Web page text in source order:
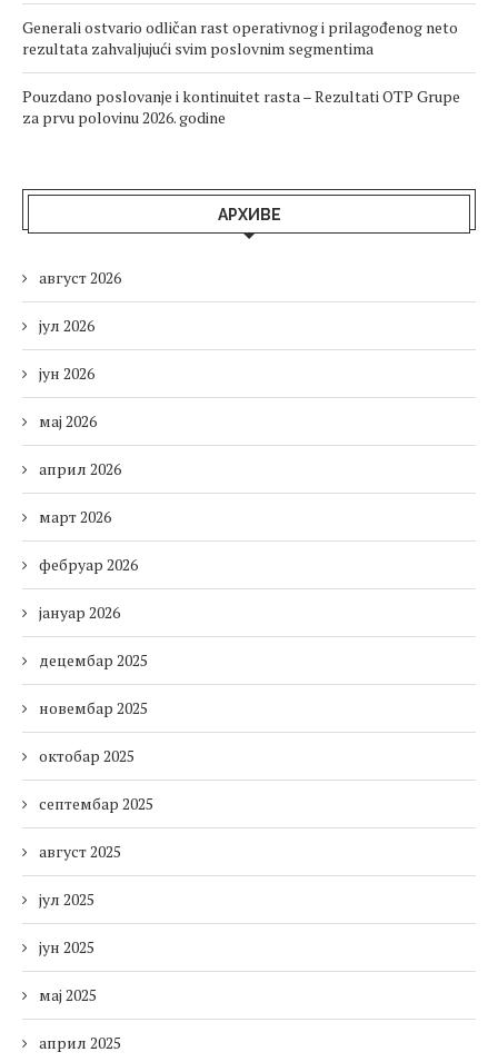
Generali ostvario odličan rast operativnog i prilagođenog neto
rezultata zahvaljujući svim poslovnim segmentima
Pouzdano poslovanje i kontinuitet rasta – Rezultati OTP Grupe
za prvu polovinu 2026. godine
АРХИВЕ
август 2026
јул 2026
јун 2026
мај 2026
април 2026
март 2026
фебруар 2026
јануар 2026
децембар 2025
новембар 2025
октобар 2025
септембар 2025
август 2025
јул 2025
јун 2025
мај 2025
април 2025